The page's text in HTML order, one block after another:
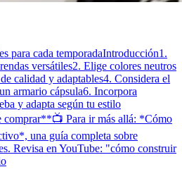
para cada temporadaIntroducción1.
versátiles2. Elige colores neutros
calidad y adaptables4. Considera el
armario cápsula6. Incorpora
y adapta según tu estilo
comprar**📺 Para ir más allá: *Cómo
una guía completa sobre
Revisa en YouTube: "cómo construir